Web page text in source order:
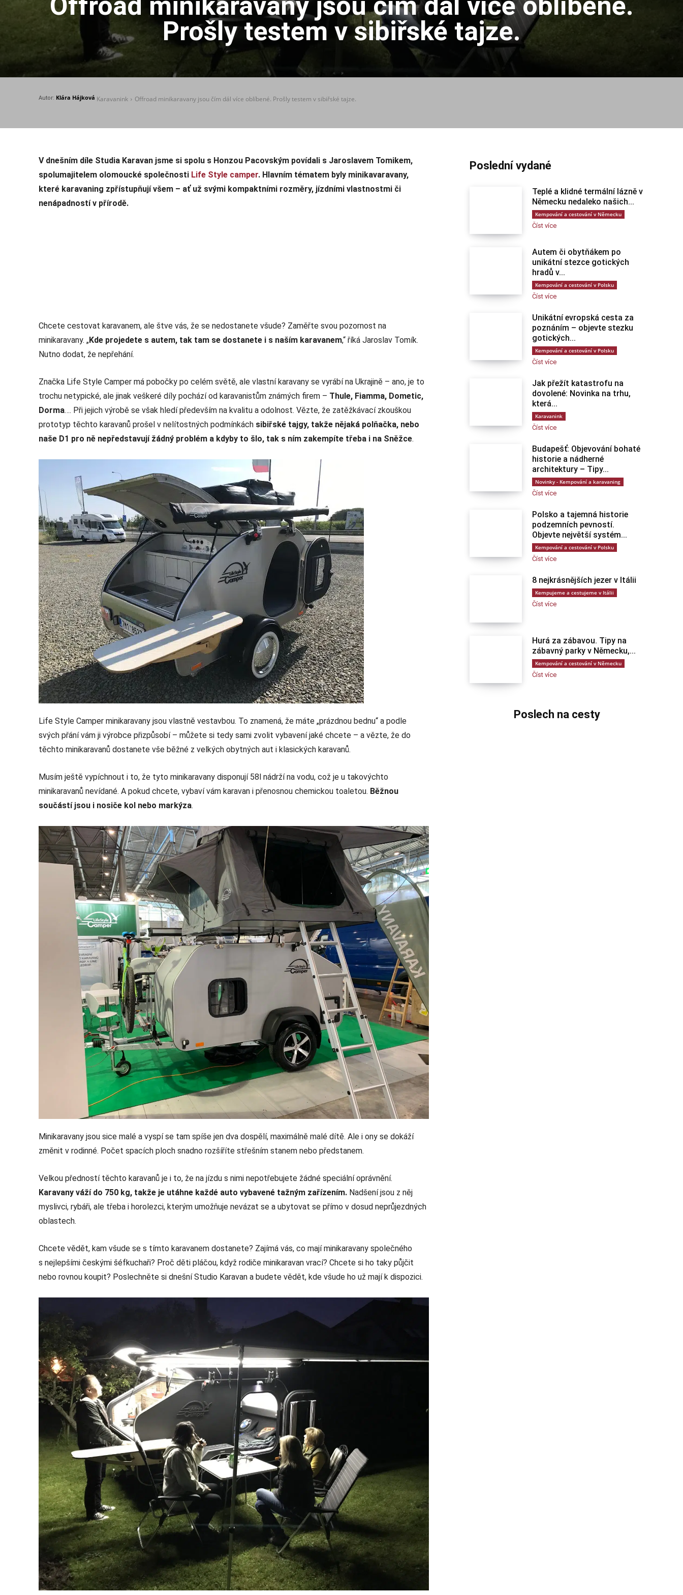
Prošly testem v sibiřské tajze.
Autor: Klára Hájková Karavanink Offroad minikaravany jsou čím dál více oblíbené. Prošly testem v sibiřské tajze.
V dnešním díle Studia Karavan jsme si spolu s Honzou Pacovským povídali s Jaroslavem Tomikem,
spolumajitelem olomoucké společnosti Life Style camper. Hlavním tématem byly minikavaravany,
které karavaning zpřístupňují všem – ať už svými kompaktními rozměry, jízdními vlastnostmi či
nenápadností v přírodě.
Chcete cestovat karavanem, ale štve vás, že se nedostanete všude? Zaměřte svou pozornost na
minikaravany. „Kde projedete s autem, tak tam se dostanete i s naším karavanem,“ říká Jaroslav Tomík.
Nutno dodat, že nepřehání.
Značka Life Style Camper má pobočky po celém světě, ale vlastní karavany se vyrábí na Ukrajině – ano, je to
trochu netypické, ale jinak veškeré díly pochází od karavanistům známých firem – Thule, Fiamma, Dometic,
Dorma…. Při jejich výrobě se však hledí především na kvalitu a odolnost. Vězte, že zatěžkávací zkouškou
prototyp těchto karavanů prošel v nelítostných podmínkách sibiřské tajgy, takže nějaká polňačka, nebo
naše D1 pro ně nepředstavují žádný problém a kdyby to šlo, tak s ním zakempíte třeba i na Sněžce.
Life Style Camper minikaravany jsou vlastně vestavbou. To znamená, že máte „prázdnou bednu“ a podle
svých přání vám ji výrobce přizpůsobí – můžete si tedy sami zvolit vybavení jaké chcete – a vězte, že do
těchto minikaravanů dostanete vše běžné z velkých obytných aut i klasických karavanů.
Musím ještě vypíchnout i to, že tyto minikaravany disponují 58l nádrží na vodu, což je u takovýchto
minikaravanů nevídané. A pokud chcete, vybaví vám karavan i přenosnou chemickou toaletou. Běžnou
součástí jsou i nosiče kol nebo markýza.
Minikaravany jsou sice malé a vyspí se tam spíše jen dva dospělí, maximálně malé dítě. Ale i ony se dokáží
změnit v rodinné. Počet spacích ploch snadno rozšíříte střešním stanem nebo předstanem.
Velkou předností těchto karavanů je i to, že na jízdu s nimi nepotřebujete žádné speciální oprávnění.
Karavany váží do 750 kg, takže je utáhne každé auto vybavené tažným zařízením. Nadšení jsou z něj
myslivci, rybáři, ale třeba i horolezci, kterým umožňuje nevázat se a ubytovat se přímo v dosud neprůjezdných
oblastech.
Chcete vědět, kam všude se s tímto karavanem dostanete? Zajímá vás, co mají minikaravany společného
s nejlepšími českými šéfkuchaři? Proč děti pláčou, když rodiče minikaravan vrací? Chcete si ho taky půjčit
nebo rovnou koupit? Poslechněte si dnešní Studio Karavan a budete vědět, kde všude ho už mají k dispozici.
Poslední vydané
Teplé a klidné termální lázně v
Německu nedaleko našich...
Kempování a cestování v Německu
Číst více
Autem či obytňákem po
unikátní stezce gotických
hradů v...
Kempování a cestování v Polsku
Číst více
Unikátní evropská cesta za
poznáním – objevte stezku
gotických...
Kempování a cestování v Polsku
Číst více
Jak přežít katastrofu na
dovolené: Novinka na trhu,
která...
Karavanink
Číst více
Budapešť: Objevování bohaté
historie a nádherné
architektury – Tipy...
Novinky - Kempování a karavaning
Číst více
Polsko a tajemná historie
podzemních pevností.
Objevte největší systém...
Kempování a cestování v Polsku
Číst více
8 nejkrásnějších jezer v Itálii
Kempujeme a cestujeme v Itálii
Číst více
Hurá za zábavou. Tipy na
zábavný parky v Německu,...
Kempování a cestování v Německu
Číst více
Poslech na cesty